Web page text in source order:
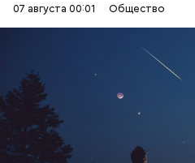
07 августа 00:01
Общество
День собирания звезд
метеорного потока
можно наблюдать в
смотреть на звездопад 7
город — в местность, где
загрязнения и где можно
наблюдать за падающими
ЕДА ПРАЗДНИКИ
СЛАДОСТИ